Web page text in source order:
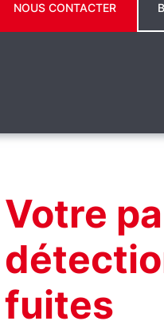
NOUS CONTACTER
Votre
fuites